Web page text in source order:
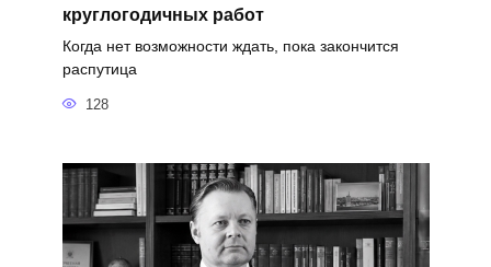
круглогодичных работ
Когда нет возможности ждать, пока закончится
распутица
128